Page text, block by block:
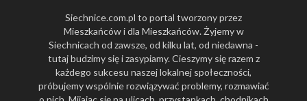
Siechnice.com.pl to portal tworzony przez
Mieszkańców i dla Mieszkańców. Żyjemy w
Siechnicach od zawsze, od kilku lat, od niedawna -
tutaj budzimy się i zasypiamy. Cieszymy się razem z
każdego sukcesu naszej lokalnej społeczności,
próbujemy wspólnie rozwiązywać problemy, rozmawiać